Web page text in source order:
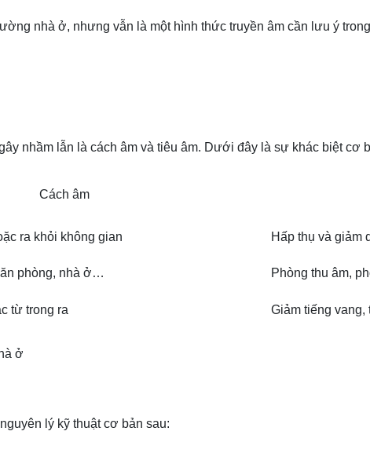
nhà ở, nhưng vẫn là một hình thức truyền âm cần lưu ý
nhầm lẫn là cách âm và tiêu âm. Dưới đây là sự khác biệt cơ
Cách âm
ra khỏi không gian Hấp thụ và giảm
phòng, nhà ở… Phòng thu âm,
từ trong ra Giảm tiếng vang,
lý kỹ thuật cơ bản sau: